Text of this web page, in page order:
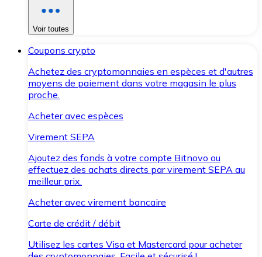
Voir toutes
Coupons crypto
Achetez des cryptomonnaies en espèces et d'autres
moyens de paiement dans votre magasin le plus
proche.
Acheter avec espèces
Virement SEPA
Ajoutez des fonds à votre compte Bitnovo ou
effectuez des achats directs par virement SEPA au
meilleur prix.
Acheter avec virement bancaire
Carte de crédit / débit
Utilisez les cartes Visa et Mastercard pour acheter